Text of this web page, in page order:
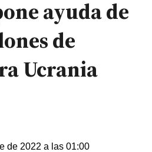
ayuda de
de
Ucrania
de 2022 a las 01:00